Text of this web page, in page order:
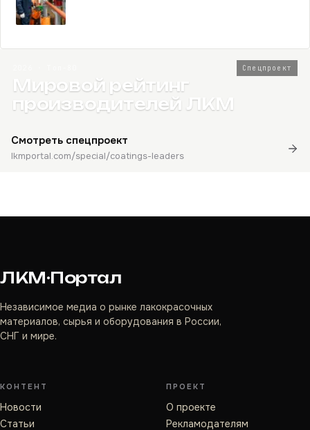
Спецпроект
Мировой рейтинг
производителей ЛКМ
Смотреть спецпроект
lkmportal.com/special/coatings-leaders
ЛКМ·Портал
Независимое медиа о рынке лакокрасочных
материалов, сырья и оборудования в России,
СНГ и мире.
КОНТЕНТ
Новости
Статьи
ПРОЕКТ
О проекте
Рекламодателям